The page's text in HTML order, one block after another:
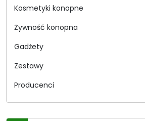
Kosmetyki konopne
Żywność konopna
Gadżety
Zestawy
Producenci